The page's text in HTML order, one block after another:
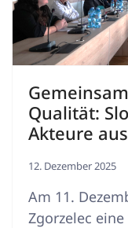
Qualität:
Akteure
12. Dezember 2025
Am 11.
Zgorzelec